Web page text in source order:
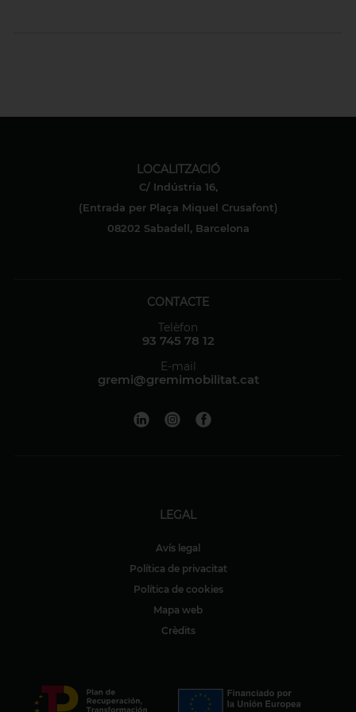
LOCALITZACIÓ
C/ Indústria 16,
(Entrada per Plaça Miquel Crusafont)
08202 Sabadell, Barcelona
CONTACTE
Telèfon
93 745 78 12
E-mail
gremi@gremimobilitat.cat
LEGAL
Avís legal
Política de privacitat
Política de cookies
Mapa web
Crèdits